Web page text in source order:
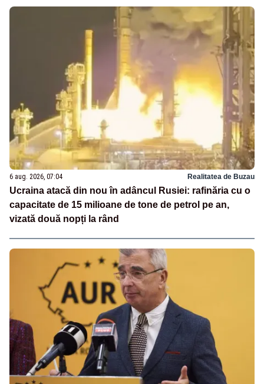
6 aug. 2026, 07:04 Realitatea de Buzau
Ucraina atacă din nou în adâncul Rusiei: rafinăria cu o
capacitate de 15 milioane de tone de petrol pe an,
vizată două nopți la rând